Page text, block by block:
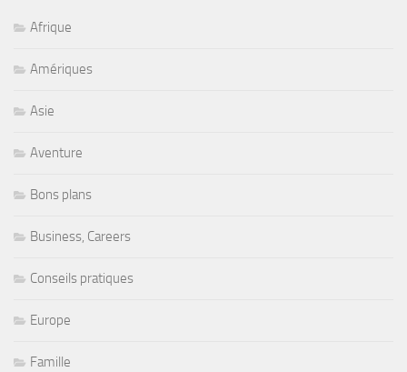
Afrique
Amériques
Asie
Aventure
Bons plans
Business, Careers
Conseils pratiques
Europe
Famille